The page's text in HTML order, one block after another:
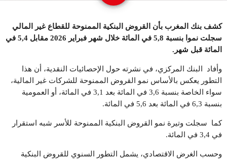
كشف بنك المغرب بأن القروض البنكية الممنوحة للقطاع غير المالي
سجلت نموا بنسبة 5,8 في المائة خلال شهر فبراير 2026 مقابل 5,4 في
المائة قبل شهر .
وأفاد البنك المركزي، في نشرته حول الإحصائيات النقدية، أن هذا
التطور يعكس بالأساس نمو القروض الممنوحة للشركات غير المالية،
سواء الخاصة بنسبة 3,6 في المائة بعد 3,1 في المائة، أو العمومية
بنسبة 6,3 في المائة بعد 5,6 في المائة.
كما سجلت وتيرة نمو القروض البنكية الممنوحة للأسر شبه استقرار
في 3,4 في المائة.
وحسب الغرض الاقتصادي، يشمل التطور السنوي للقروض البنكية